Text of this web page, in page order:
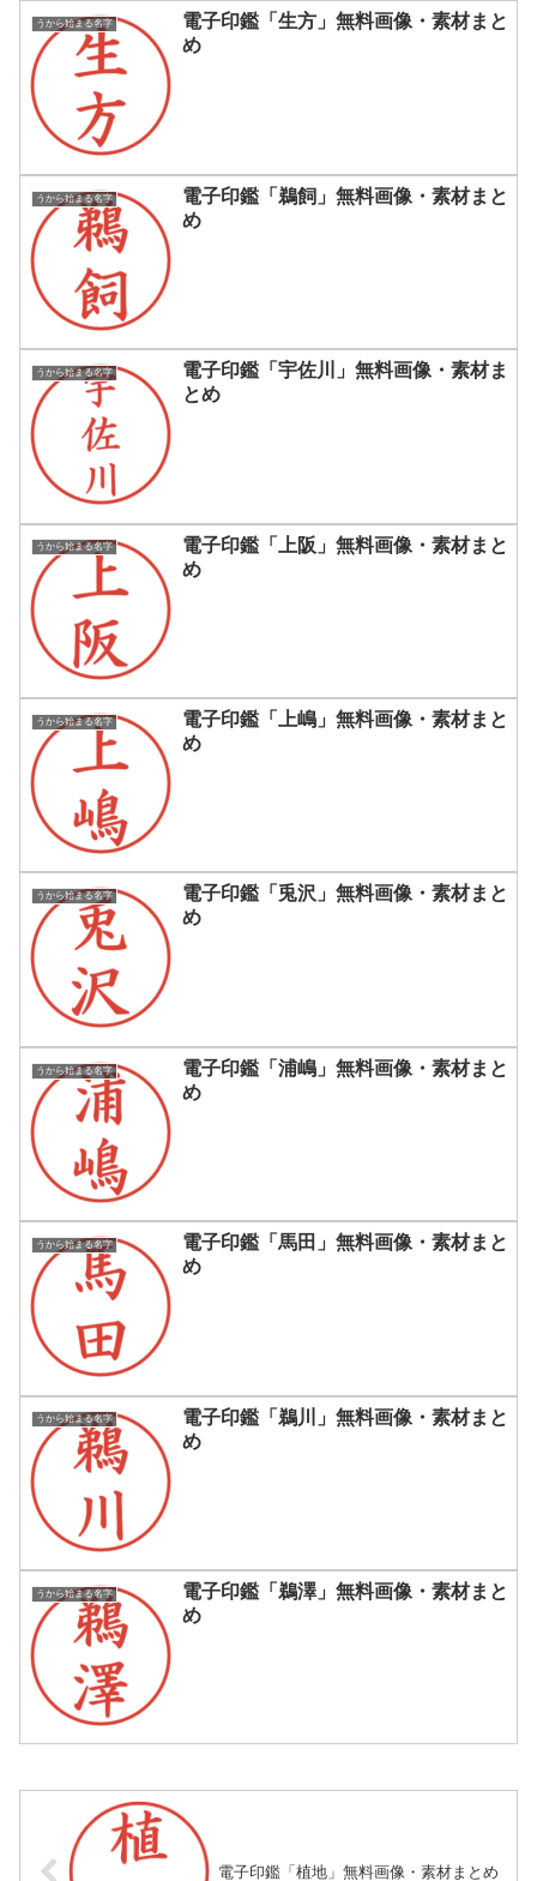
うから始まる名字
電子印鑑「生方」無料画像・素材まと
め
うから始まる名字
電子印鑑「鵜飼」無料画像・素材まと
め
うから始まる名字
電子印鑑「宇佐川」無料画像・素材ま
とめ
うから始まる名字
電子印鑑「上阪」無料画像・素材まと
め
うから始まる名字
電子印鑑「上嶋」無料画像・素材まと
め
うから始まる名字
電子印鑑「兎沢」無料画像・素材まと
め
うから始まる名字
電子印鑑「浦嶋」無料画像・素材まと
め
うから始まる名字
電子印鑑「馬田」無料画像・素材まと
め
うから始まる名字
電子印鑑「鵜川」無料画像・素材まと
め
うから始まる名字
電子印鑑「鵜澤」無料画像・素材まと
め
電子印鑑「植地」無料画像・素材まとめ